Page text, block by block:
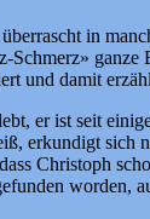
in
und damit
er ist seit
erkundigt
Christoph
worden,